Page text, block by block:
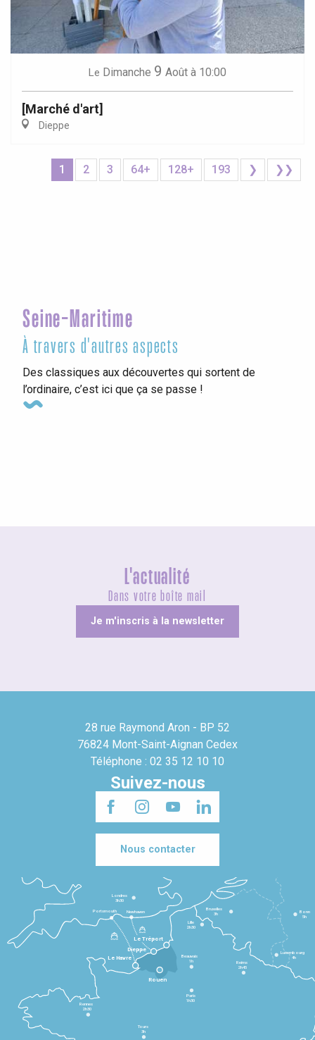
Le Dimanche 9 Août à 10:00
[Marché d'art]
Dieppe
1 2 3 64+ 128+ 193 ❯ ❯❯
Seine-Maritime
À travers d'autres aspects
Des classiques aux découvertes qui sortent de
l’ordinaire, c’est ici que ça se passe !
L'actualité
Dans votre boîte mail
Je m'inscris à la newsletter
28 rue Raymond Aron - BP 52
76824 Mont-Saint-Aignan Cedex
Téléphone : 02 35 12 10 10
Suivez-nous
Nous contacter
Le Havre
Dieppe
Le Tréport
Rennes
2h30
Tours
3h
Paris
1h30
Beauvais
1h
Reims
2h45
Lille
2h30
Bruxelles
3h
Londres
3h30
Newhaven
Portsmouth
Bonn
5h
Luxembourg
4h
Rouen